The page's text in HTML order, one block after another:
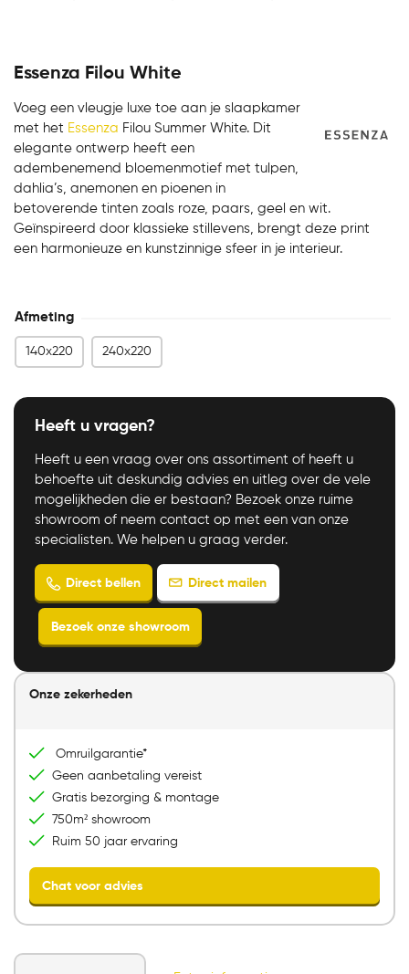
Essenza Filou White
Voeg een vleugje luxe toe aan je slaapkamer
met het Essenza Filou Summer White. Dit
elegante ontwerp heeft een
adembenemend bloemenmotief met tulpen,
dahlia’s, anemonen en pioenen in
betoverende tinten zoals roze, paars, geel en wit.
Geïnspireerd door klassieke stillevens, brengt deze print
een harmonieuze en kunstzinnige sfeer in je interieur.
Afmeting
140x220 240x220
Heeft u vragen?
Heeft u een vraag over ons assortiment of heeft u
behoefte uit deskundig advies en uitleg over de vele
mogelijkheden die er bestaan? Bezoek onze ruime
showroom of neem contact op met een van onze
specialisten. We helpen u graag verder.
Bezoek onze showroom
Onze zekerheden
Omruilgarantie*
Geen aanbetaling vereist
Gratis bezorging & montage
750m² showroom
Ruim 50 jaar ervaring